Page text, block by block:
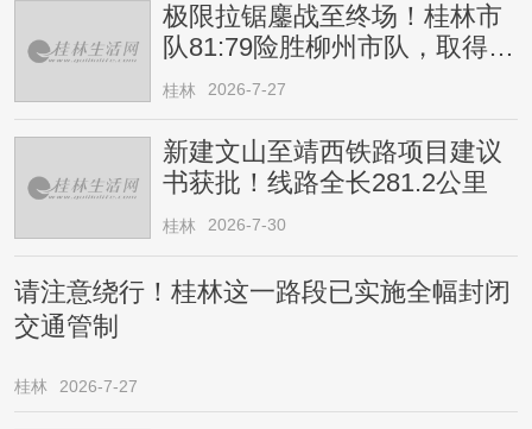
极限拉锯鏖战至终场！桂林市
队81:79险胜柳州市队，取得四
连胜
桂林 2026-7-27
新建文山至靖西铁路项目建议
书获批！线路全长281.2公里
桂林 2026-7-30
请注意绕行！桂林这一路段已实施全幅封闭
交通管制
桂林 2026-7-27